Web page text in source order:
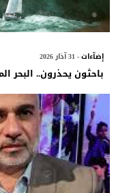
إضآءات- 31 آذار 2026
باحثون يحذرون..